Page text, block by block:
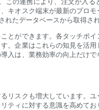
キオスク端末が最新のプロ
たデータベースから取得され
ができます。各タッチポイ
。企業はこれらの知見を活
入は、業務効率の向上だけ
スクも増大しています。ユ
ィに対する意識を高めてお